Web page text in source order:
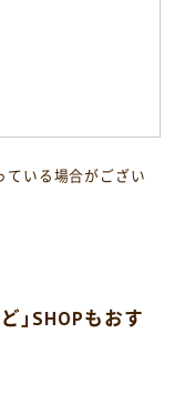
いる場合がござい
」SHOPもおす